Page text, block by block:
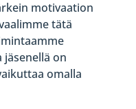
motivaation
tätä
jäsenellä on
omalla